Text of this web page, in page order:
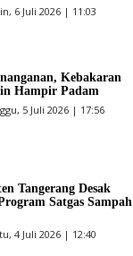
6 Juli 2026 | 11:03
Kebakaran
Hampir Padam
5 Juli 2026 | 17:56
Tangerang Desak
Satgas Sampah
4 Juli 2026 | 12:40